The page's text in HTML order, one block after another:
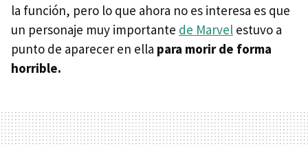
la función, pero lo que ahora no es interesa es que
un personaje muy importante de Marvel estuvo a
punto de aparecer en ella para morir de forma
horrible.